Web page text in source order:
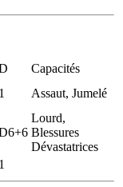
Capacités
1 Assaut, Jumelé
Lourd,
Blessures
Dévastatrices
1